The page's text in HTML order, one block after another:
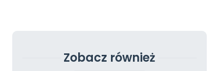
Zobacz również